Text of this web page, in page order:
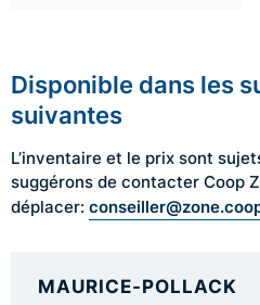
Disponible dans les
suivantes
L’inventaire et le prix sont
suggérons de contacter Coop
déplacer:
MAURICE-POLLACK